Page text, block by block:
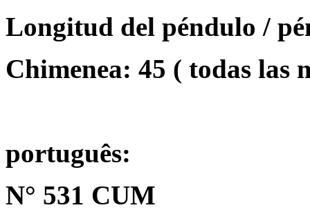
Longitud del péndulo /
Chimenea: 45 ( todas las
português:
N° 531 CUM